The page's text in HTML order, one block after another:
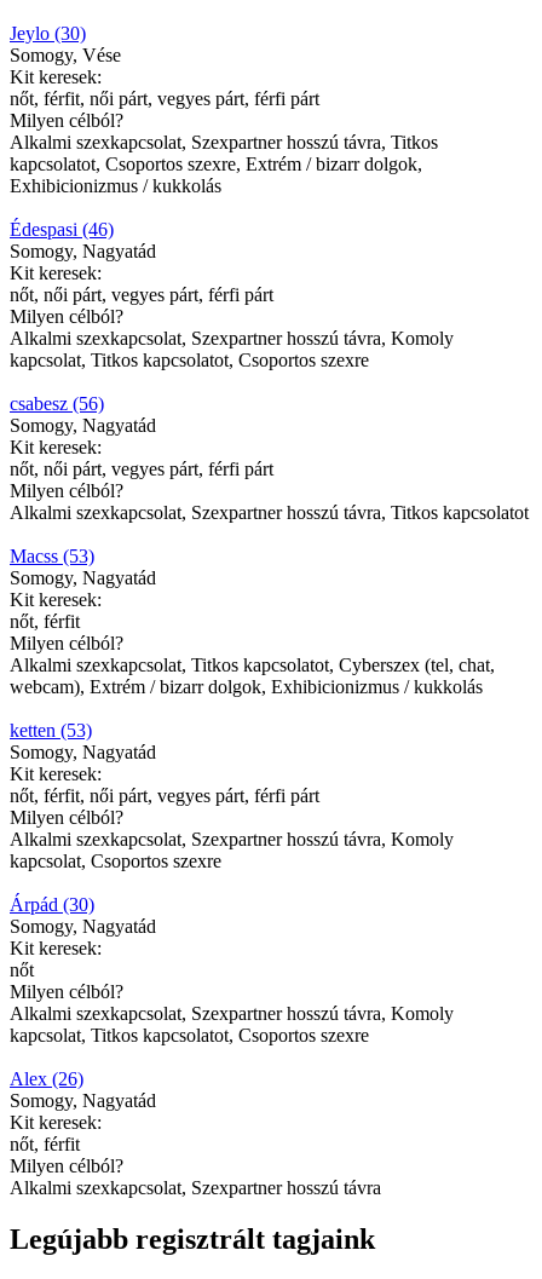
Jeylo (30)
Somogy, Vése
Kit keresek:
nőt, férfit, női párt, vegyes párt, férfi párt
Milyen célból?
Alkalmi szexkapcsolat, Szexpartner hosszú távra, Titkos
kapcsolatot, Csoportos szexre, Extrém / bizarr dolgok,
Exhibicionizmus / kukkolás
Édespasi (46)
Somogy, Nagyatád
Kit keresek:
nőt, női párt, vegyes párt, férfi párt
Milyen célból?
Alkalmi szexkapcsolat, Szexpartner hosszú távra, Komoly
kapcsolat, Titkos kapcsolatot, Csoportos szexre
csabesz (56)
Somogy, Nagyatád
Kit keresek:
nőt, női párt, vegyes párt, férfi párt
Milyen célból?
Alkalmi szexkapcsolat, Szexpartner hosszú távra, Titkos kapcsolatot
Macss (53)
Somogy, Nagyatád
Kit keresek:
nőt, férfit
Milyen célból?
Alkalmi szexkapcsolat, Titkos kapcsolatot, Cyberszex (tel, chat,
webcam), Extrém / bizarr dolgok, Exhibicionizmus / kukkolás
ketten (53)
Somogy, Nagyatád
Kit keresek:
nőt, férfit, női párt, vegyes párt, férfi párt
Milyen célból?
Alkalmi szexkapcsolat, Szexpartner hosszú távra, Komoly
kapcsolat, Csoportos szexre
Árpád (30)
Somogy, Nagyatád
Kit keresek:
nőt
Milyen célból?
Alkalmi szexkapcsolat, Szexpartner hosszú távra, Komoly
kapcsolat, Titkos kapcsolatot, Csoportos szexre
Alex (26)
Somogy, Nagyatád
Kit keresek:
nőt, férfit
Milyen célból?
Alkalmi szexkapcsolat, Szexpartner hosszú távra
Legújabb regisztrált tagjaink